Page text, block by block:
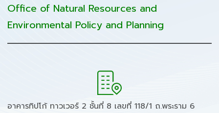
Office of Natural Resources and
Environmental Policy and Planning
อาคารทิปโก้ ทาวเวอร์ 2 ชั้นที่ 8 เลขที่ 118/1 ถ.พระราม 6